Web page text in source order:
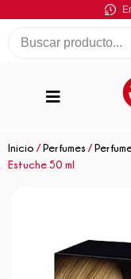
Inicio /Perfumes /
Estuche 50 ml